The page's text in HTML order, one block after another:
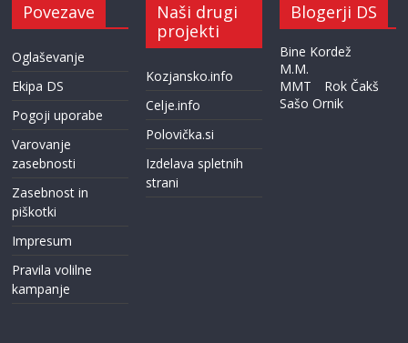
Povezave
Oglaševanje
Ekipa DS
Pogoji uporabe
Varovanje
zasebnosti
Zasebnost in
piškotki
Impresum
Pravila volilne
kampanje
Naši drugi
projekti
Kozjansko.info
Celje.info
Polovička.si
Izdelava spletnih
strani
Blogerji DS
Bine Kordež
M.M.
MMT
Rok Čakš
Sašo Ornik